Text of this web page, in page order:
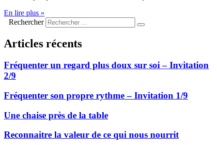
En lire plus »
Rechercher
Articles récents
Fréquenter un regard plus doux sur soi – Invitation
2/9
Fréquenter son propre rythme – Invitation 1/9
Une chaise près de la table
Reconnaitre la valeur de ce qui nous nourrit